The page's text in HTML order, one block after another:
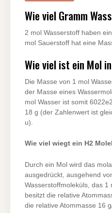
Wie viel Gramm
2 mol Wasserstoff haben
mol Sauerstoff hat eine
Wie viel ist ein Mol
Die Masse von 1 mol
der Masse eines
mol Wasser ist somit
18 g (der Zahlenwert ist
u).
Wie viel wiegt ein H2
Durch ein Mol wird das
ausgedrückt, ausgehend
Wasserstoffmoleküls, das 1
besitzt die relative
die relative Atommasse 16 g/